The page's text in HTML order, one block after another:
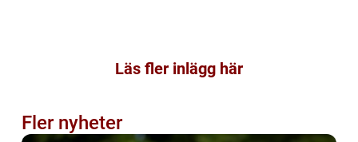
Läs fler inlägg här
Fler nyheter